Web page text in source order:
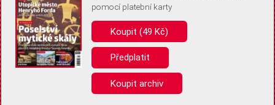
Pro základní fungování webu nepotřebujeme ukládat žádné informace
(tzv. cookies apod.). Rádi bychom vás ale požádali o souhlas s
uložením volitelných informací:
Anonymní unikátní ID
Díky němu příště poznáme, že se jedná o stejné zařízení, a
pomocí platební karty
Koupit (49 Kč)
Předplatit
Koupit archiv